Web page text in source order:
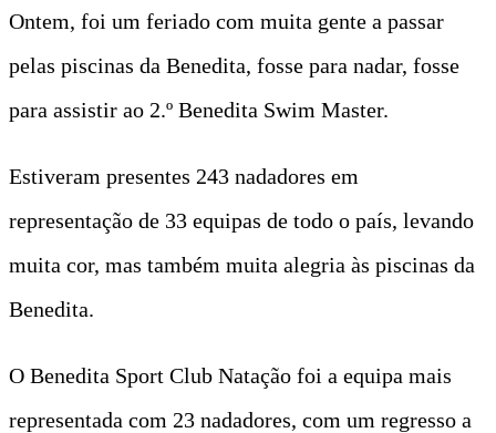
Ontem, foi um feriado com muita gente a passar
pelas piscinas da Benedita, fosse para nadar, fosse
para assistir ao 2.º Benedita Swim Master.
Estiveram presentes 243 nadadores em
representação de 33 equipas de todo o país, levando
muita cor, mas também muita alegria às piscinas da
Benedita.
O Benedita Sport Club Natação foi a equipa mais
representada com 23 nadadores, com um regresso a